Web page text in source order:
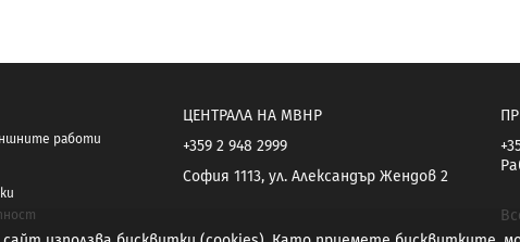
работи
ЦЕНТРАЛА НА МВНР
+359 2 948 2999
София 1113, ул. Александър Жендов 2